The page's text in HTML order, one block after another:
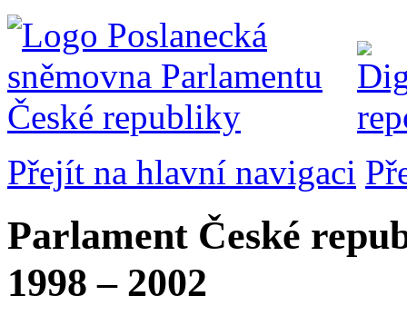
Přejít na hlavní navigaci
Parlament České
1998 – 2002